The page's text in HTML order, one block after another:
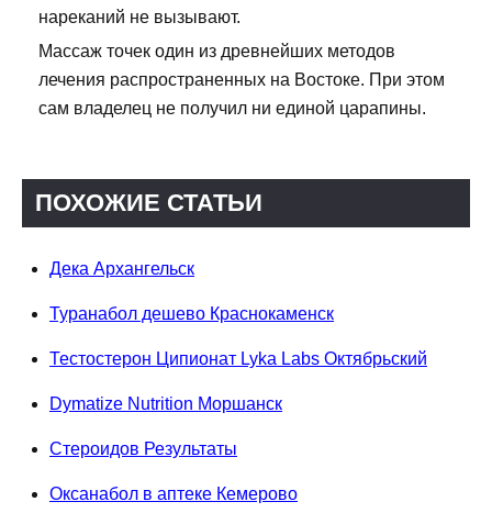
нареканий не вызывают.
Массаж точек один из древнейших методов
лечения распространенных на Востоке. При этом
сам владелец не получил ни единой царапины.
ПОХОЖИЕ СТАТЬИ
Дека Архангельск
Туранабол дешево Краснокаменск
Тестостерон Ципионат Lyka Labs Октябрьский
Dymatize Nutrition Моршанск
Стероидов Результаты
Оксанабол в аптеке Кемерово